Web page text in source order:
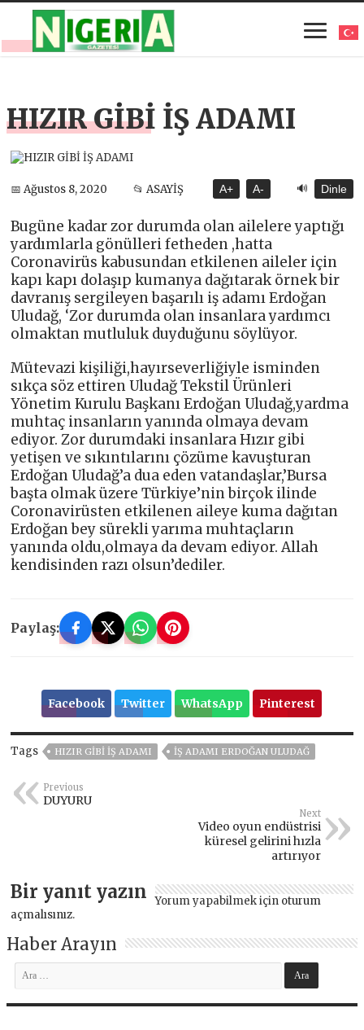
HIZIR GİBİ İŞ ADAMI
📅 Ağustos 8, 2020 📂 ASAYİŞ A+ A- 🔊 Dinle
Bugüne kadar zor durumda olan ailelere yaptığı
yardımlarla gönülleri fetheden ,hatta
Coronavirüs kabusundan etkilenen aileler için
kapı kapı dolaşıp kumanya dağıtarak örnek bir
davranış sergileyen başarılı iş adamı Erdoğan
Uludağ, ‘Zor durumda olan insanlara yardımcı
olmaktan mutluluk duyduğunu söylüyor.
Mütevazi kişiliği,hayırseverliğiyle isminden
sıkça söz ettiren Uludağ Tekstil Ürünleri
Yönetim Kurulu Başkanı Erdoğan Uludağ,yardma
muhtaç insanların yanında olmaya devam
ediyor. Zor durumdaki insanlara Hızır gibi
yetişen ve sıkıntılarını çözüme kavuşturan
Erdoğan Uludağ’a dua eden vatandaşlar,’Bursa
başta olmak üzere Türkiye’nin birçok ilinde
Coronavirüsten etkilenen aileye kuma dağıtan
Erdoğan bey sürekli yarıma muhtaçların
yanında oldu,olmaya da devam ediyor. Allah
kendisinden razı olsun’dediler.
Paylaş:
Facebook Twitter WhatsApp Pinterest
Tags HIZIR GİBİ İŞ ADAMI IŞ ADAMI ERDOĞAN ULUDAĞ
Previous
DUYURU
Next
Video oyun endüstrisi
küresel gelirini hızla
artırıyor
Bir yanıt yazın Yorum yapabilmek için oturum
açmalısınız.
Haber Arayın